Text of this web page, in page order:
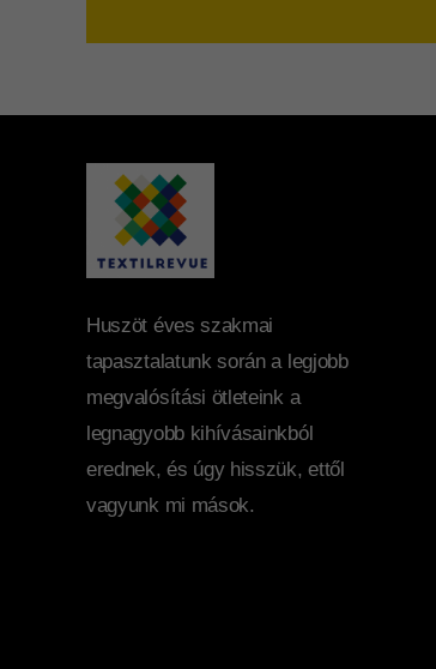
Huszöt éves szakmai
tapasztalatunk során a legjobb
megvalósítási ötleteink a
legnagyobb kihívásainkból
erednek, és úgy hisszük, ettől
vagyunk mi mások.